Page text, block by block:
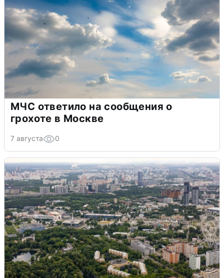
МЧС ответило на сообщения о
грохоте в Москве
7 августа 0